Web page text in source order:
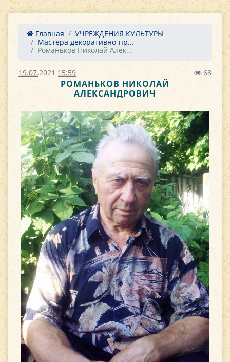
Главная
УЧРЕЖДЕНИЯ КУЛЬТУРЫ
Мастера декоративно-пр...
Романьков Николай Алек...
19.07.2021 15:59 68
РОМАНЬКОВ НИКОЛАЙ
АЛЕКСАНДРОВИЧ